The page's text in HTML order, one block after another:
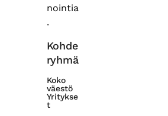
nointia
.
Kohde
ryhmä
Koko
väestö
Yritykse
t